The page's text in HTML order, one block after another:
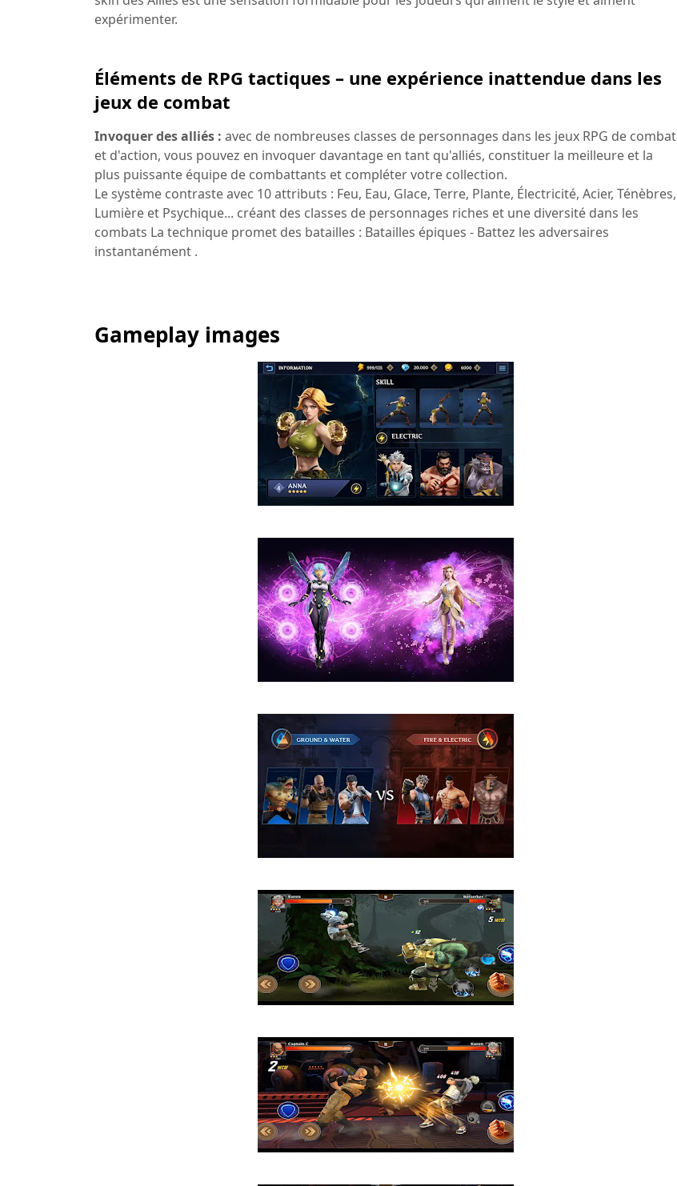
expérimenter.
Éléments de RPG tactiques – une expérience inattendue dans les
jeux de combat
Invoquer des alliés : avec de nombreuses classes de personnages dans les jeux RPG de combat
et d'action, vous pouvez en invoquer davantage en tant qu'alliés, constituer la meilleure et la
plus puissante équipe de combattants et compléter votre collection.
Le système contraste avec 10 attributs : Feu, Eau, Glace, Terre, Plante, Électricité, Acier, Ténèbres,
Lumière et Psychique... créant des classes de personnages riches et une diversité dans les
combats La technique promet des batailles : Batailles épiques - Battez les adversaires
instantanément .
Gameplay images